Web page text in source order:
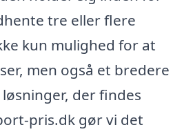
tre eller flere
kun mulighed for at
men også et bredere
der findes
pris.dk gør vi det